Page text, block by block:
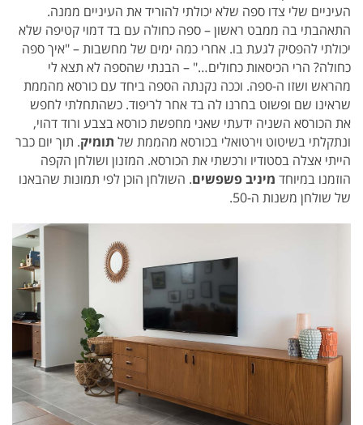
העיניים שלי צדו ספה שלא יכולתי להוריד את העיניים ממנה.
התאהבתי בה ממבט ראשון – ספה כחולה עם בד דמוי קטיפה שלא
יכולתי להפסיק לגעת בו. אחרי כמה ימים של מחשבות – "איך ספה
כחולה? הרי הכיסאות כחולים…" – הבנתי שהספה לא תצא לי
מהראש ושזו ה-ספה. וככה נקנתה הספה ביחד עם כורסא מהממת
שראינו שם ופשוט בחרנו לה בד אחר לריפוד. כשהתחלתי לחפש
את הכורסא השניה ידעתי שאני מחפשת כורסא בצבע ורוד דהוי,
ונתקלתי בשיטוט וירטואלי בכורסא מהממת של תומיק. תוך יום כבר
הייתי אצלה בסטודיו ורכשתי את הכורסא. המזנון ושולחן הקפה
הוזמנו במיוחד מיניב פשפשים. השולחן הוכן לפי תמונות שהבאנו
של שולחן משנות ה-50.